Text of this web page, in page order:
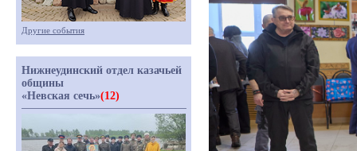
Другие события
Нижнеудинский отдел казачьей
общины
«Невская сечь»(12)